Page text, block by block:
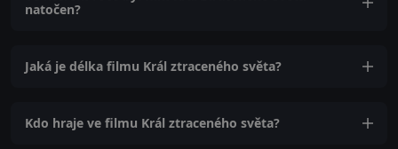
natočen?
Jaká je délka filmu Král ztraceného světa?
Kdo hraje ve filmu Král ztraceného světa?